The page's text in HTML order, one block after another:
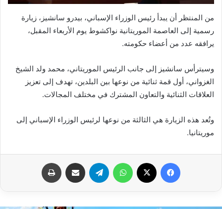
من المنتظر أن يبدأ رئيس الوزراء الإسباني، بيدرو سانشيز، زيارة
رسمية إلى العاصمة الموريتانية نواكشوط يوم الأربعاء المقبل،
يرافقه عدد من أعضاء حكومته.
وسيترأس سانشيز إلى جانب الرئيس الموريتاني، محمد ولد الشيخ
الغزواني، أول قمة ثنائية من نوعها بين البلدين، تهدف إلى تعزيز
العلاقات الثنائية والتعاون المشترك في مختلف المجالات.
وتُعد هذه الزيارة هي الثالثة من نوعها لرئيس الوزراء الإسباني إلى
موريتانيا.
فيسبوك واتساب تيلقرام مشاركة عبر البريد